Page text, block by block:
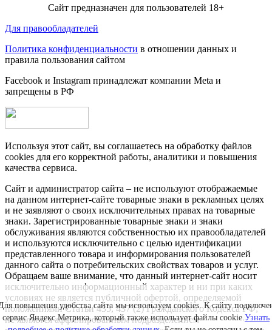
Сайт предназначен для пользователей 18+
Для правообладателей
Политика конфиденциальности в отношении данных и
правила пользования сайтом
Facebook и Instagram принадлежат компании Metа и
запрещены в РФ
Используя этот сайт, вы соглашаетесь на обработку файлов
cookies для его корректной работы, аналитики и повышения
качества сервиса.
Сайт и администратор сайта – не используют отображаемые
на данном интернет-сайте товарные знаки в рекламных целях
и не заявляют о своих исключительных правах на товарные
знаки. Зарегистрированные товарные знаки и знаки
обслуживания являются собственностью их правообладателей
и используются исключительно с целью идентификации
представленного товара и информирования пользователей
данного сайта о потребительских свойствах товаров и услуг.
Обращаем ваше внимание, что данный интернет-сайт носит
исключительно информационный характер и ни при каких
условиях не является публичной офертой, определяемой
положениями Статьи 435, 437 (2) Гражданского Кодекса РФ;
не является аффилированным подразделением
повышения удобства сайта мы используем cookies. К сайту
сервис Яндекс.Метрика, который также использует файлы cookie.Узнать